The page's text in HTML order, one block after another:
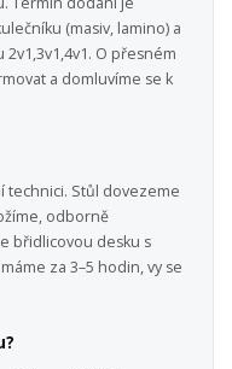
(masiv, lamino) a
O přesném
a domluvíme se k
technici. Stůl dovezeme
odborně
břidlicovou desku s
za 3–5 hodin, vy se